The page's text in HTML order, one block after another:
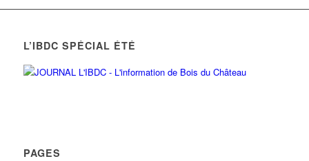
L’IBDC SPÉCIAL ÉTÉ
PAGES